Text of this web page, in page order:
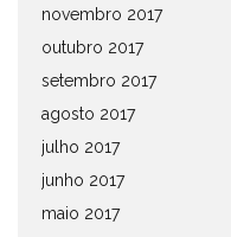
novembro 2017
outubro 2017
setembro 2017
agosto 2017
julho 2017
junho 2017
maio 2017